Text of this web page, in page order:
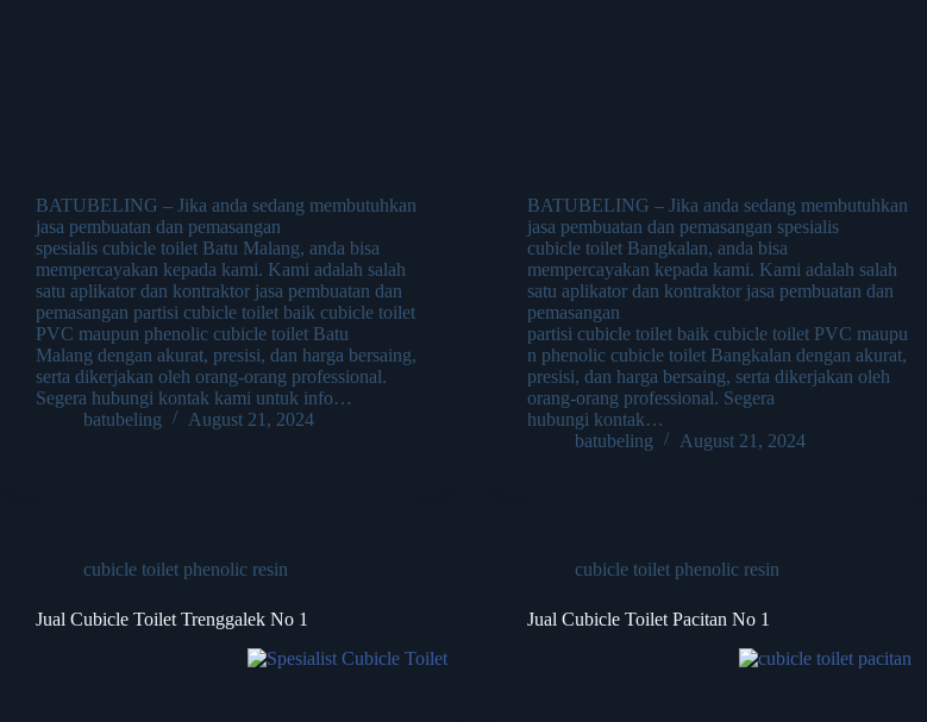
BATUBELING – Jika anda sedang membutuhkan
jasa pembuatan dan pemasangan
spesialis cubicle toilet Batu Malang, anda bisa
mempercayakan kepada kami. Kami adalah salah
satu aplikator dan kontraktor jasa pembuatan dan
pemasangan partisi cubicle toilet baik cubicle toilet
PVC maupun phenolic cubicle toilet Batu
Malang dengan akurat, presisi, dan harga bersaing,
serta dikerjakan oleh orang-orang professional.
Segera hubungi kontak kami untuk info…
batubeling
August 21, 2024
BATUBELING – Jika anda sedang membutuhkan
jasa pembuatan dan pemasangan spesialis
cubicle toilet Bangkalan, anda bisa
mempercayakan kepada kami. Kami adalah salah
satu aplikator dan kontraktor jasa pembuatan dan
pemasangan
partisi cubicle toilet baik cubicle toilet PVC maupu
n phenolic cubicle toilet Bangkalan dengan akurat,
presisi, dan harga bersaing, serta dikerjakan oleh
orang-orang professional. Segera
hubungi kontak…
batubeling
August 21, 2024
cubicle toilet phenolic resin
Jual Cubicle Toilet Trenggalek No 1
cubicle toilet phenolic resin
Jual Cubicle Toilet Pacitan No 1